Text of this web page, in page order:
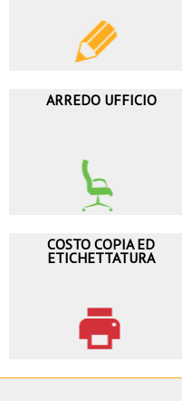
ARREDO UFFICIO
COSTO COPIA ED
ETICHETTATURA